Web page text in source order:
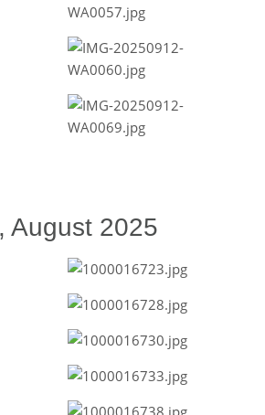
August 2025